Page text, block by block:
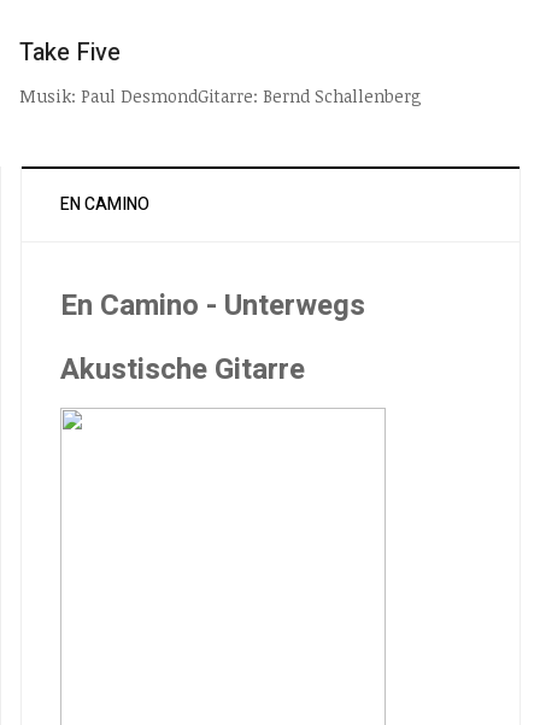
Take Five
Musik: Paul DesmondGitarre: Bernd Schallenberg
EN CAMINO
En Camino - Unterwegs
Akustische Gitarre